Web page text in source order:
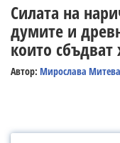
Силата на
думите и
които
Автор: Мирослава Митева